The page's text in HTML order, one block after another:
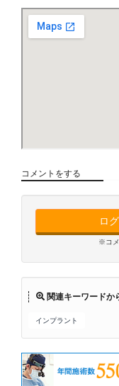
コメントをする
ロ
※コメ
関連キーワードか
インプラント